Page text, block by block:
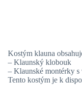
Kostým klauna
– Klaunský klobouk
– Klaunské montérky
Tento kostým je k